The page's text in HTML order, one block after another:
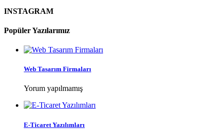
INSTAGRAM
Popüler Yazılarımız
Web Tasarım Firmaları
Yorum yapılmamış
E-Ticaret Yazılımları